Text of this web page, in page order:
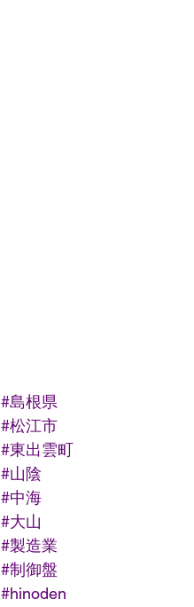
#島根県
#松江市
#東出雲町
#山陰
#中海
#大山
#製造業
#制御盤
#hinoden